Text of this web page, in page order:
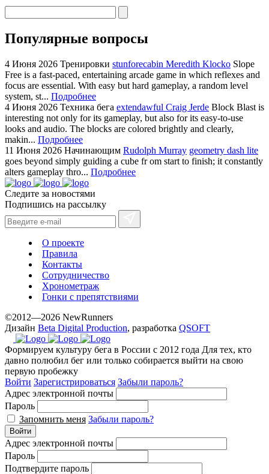
Популярные вопросы
4 Июня 2026 Тренировки stunforecabin Meredith Klocko Slope
Free is a fast-paced, entertaining arcade game in which reflexes and
focus are essential. With easy but hard gameplay, a random level
system, st... Подробнее
4 Июня 2026 Техника бега extendawful Craig Jerde Block Blast is
interesting not only for its gameplay, but also for its easy-to-use
looks and audio. The blocks are colored brightly and clearly,
makin... Подробнее
11 Июня 2026 Начинающим Rudolph Murray geometry dash lite
goes beyond simply guiding a cube fr om start to finish; it constantly
alters gameplay thro... Подробнее
Следите за новостями
Подпишись на рассылку
О проекте
Правила
Контакты
Сотрудничество
Хронометраж
Гонки с препятствиями
©2012—2026 NewRunners
Дизайн Beta Digital Production, разработка QSOFT
Формируем культуру бега в России с 2012 года Для тех, кто
давно полюбил бег или только собирается выйти на свою
первую пробежку
Войти Зарегистрироваться Забыли пароль?
Адрес электронной почты
Пароль
Запомнить меня Забыли пароль?
Войти
Адрес электронной почты
Пароль
Подтвердите пароль